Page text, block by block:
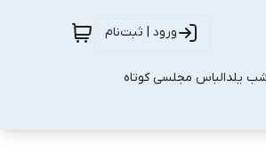
ورود | ثبت‌نام
یلدالباس مجلسی کوتاه